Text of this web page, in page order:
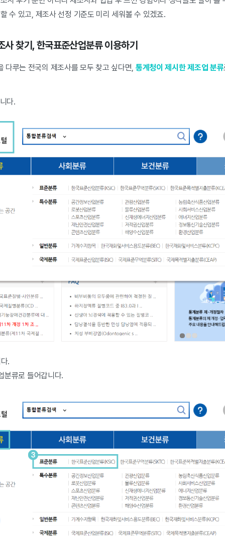
수 있고, 제조사 선정 기준도 미리 세워볼 수 있겠죠.
찾기, 한국표준산업분류 이용하기
다루는 전국의 제조사를 모두 찾고 싶다면, 통계청이 제시한 제조업 분류
다.
.
분류로 들어갑니다.